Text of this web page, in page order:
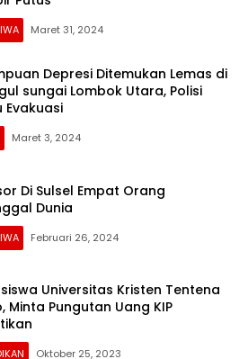
Maret 31, 2024
Depresi Ditemukan Lemas di
sungai Lombok Utara, Polisi
Evakuasi
Maret 3, 2024
Di Sulsel Empat Orang
Dunia
Februari 26, 2024
Universitas Kristen Tentena
Minta Pungutan Uang KIP
Oktober 25, 2023